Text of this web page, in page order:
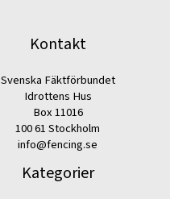
Kontakt
Svenska Fäktförbundet
Idrottens Hus
Box 11016
100 61 Stockholm
info@fencing.se
Kategorier